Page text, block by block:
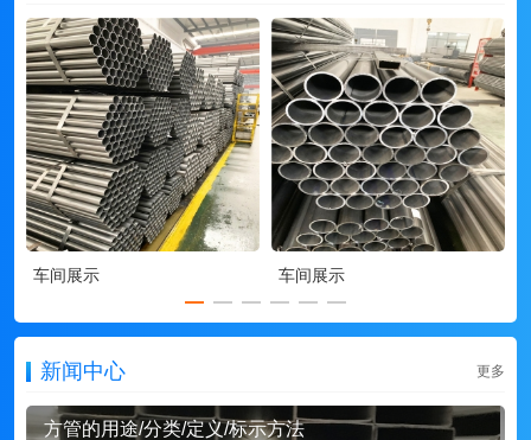
车间展示 车间展示
新闻中心 更多
方管的用途/分类/定义/标示方法